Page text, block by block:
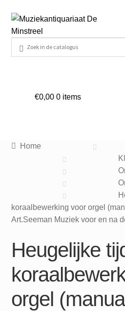
Ga
door
navigatie
Ga
naar
inhoud
Veel gestelde vragen
Mijn account
€0,00 0 items
Home
koraalbewerking voor orgel
Art.Seeman Muziek voor en na
Heugelijke
orgel